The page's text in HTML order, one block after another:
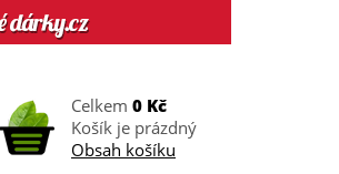
Celkem 0 Kč
Košík je prázdný
Obsah košíku